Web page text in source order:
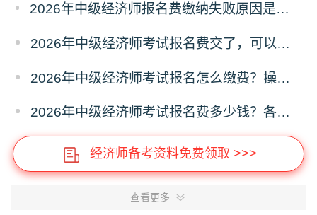
2026年中级经济师报名费缴纳失败原因是什么？解决办法
2026年中级经济师考试报名费交了，可以退费吗？
2026年中级经济师考试报名怎么缴费？操作指南
2026年中级经济师考试报名费多少钱？各省收费标准
经济师备考资料免费领取 >>>
查看更多